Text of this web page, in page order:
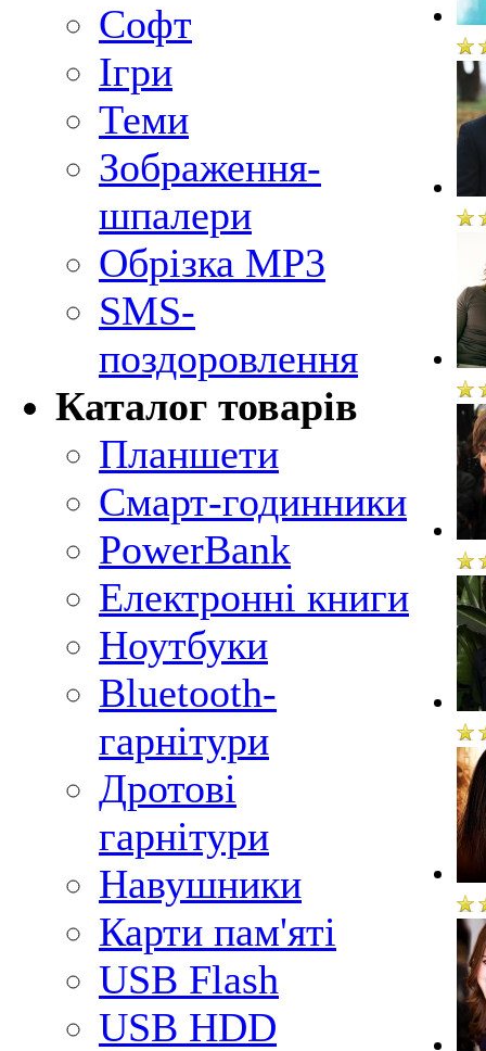
Софт
Ігри
Теми
Зображення-
шпалери
Обрізка MP3
SMS-
поздоровлення
Каталог товарів
Планшети
Смарт-годинники
PowerBank
Електронні книги
Ноутбуки
Bluetooth-
гарнітури
Дротові
гарнітури
Навушники
Карти пам'яті
USB Flash
USB HDD